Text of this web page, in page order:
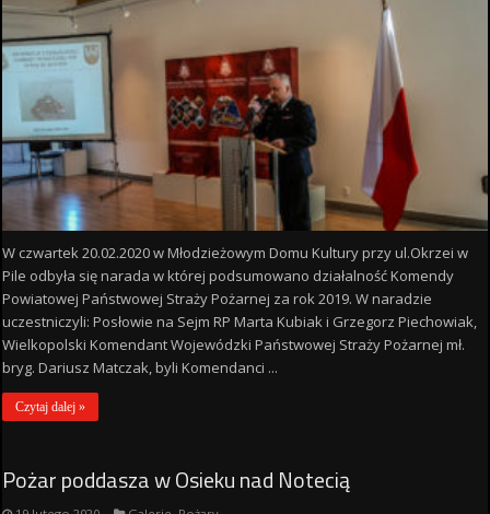
W czwartek 20.02.2020 w Młodzieżowym Domu Kultury przy ul.Okrzei w
Pile odbyła się narada w której podsumowano działalność Komendy
Powiatowej Państwowej Straży Pożarnej za rok 2019. W naradzie
uczestniczyli: Posłowie na Sejm RP Marta Kubiak i Grzegorz Piechowiak,
Wielkopolski Komendant Wojewódzki Państwowej Straży Pożarnej mł.
bryg. Dariusz Matczak, byli Komendanci ...
Czytaj dalej »
Pożar poddasza w Osieku nad Notecią